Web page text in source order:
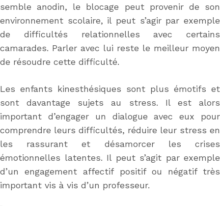
semble anodin, le blocage peut provenir de son
environnement scolaire, il peut s’agir par exemple
de difficultés relationnelles avec certains
camarades. Parler avec lui reste le meilleur moyen
de résoudre cette difficulté.
Les enfants kinesthésiques sont plus émotifs et
sont davantage sujets au stress. Il est alors
important d’engager un dialogue avec eux pour
comprendre leurs difficultés, réduire leur stress en
les rassurant et désamorcer les crises
émotionnelles latentes. Il peut s’agit par exemple
d’un engagement affectif positif ou négatif très
important vis à vis d’un professeur.